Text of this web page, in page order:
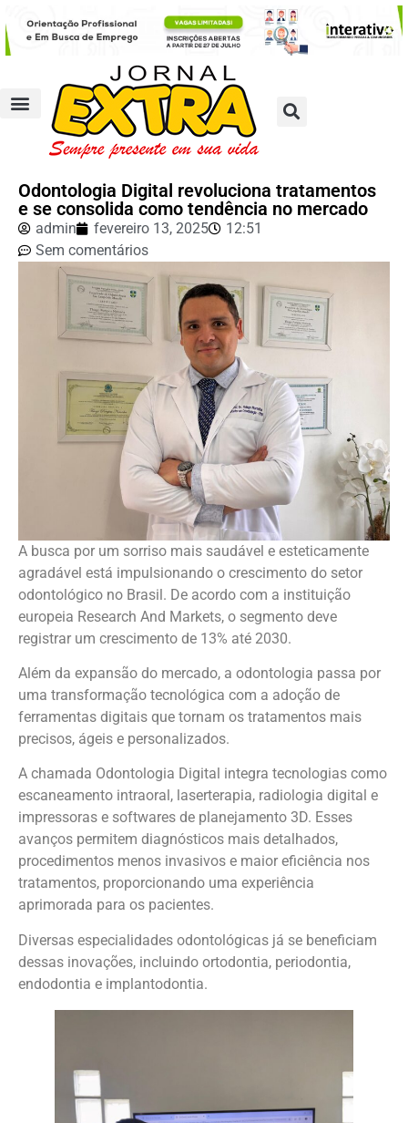
Odontologia Digital revoluciona tratamentos
e se consolida como tendência no mercado
admin fevereiro 13, 2025
12:51
Sem comentários
A busca por um sorriso mais saudável e esteticamente
agradável está impulsionando o crescimento do setor
odontológico no Brasil. De acordo com a instituição
europeia Research And Markets, o segmento deve
registrar um crescimento de 13% até 2030.
Além da expansão do mercado, a odontologia passa por
uma transformação tecnológica com a adoção de
ferramentas digitais que tornam os tratamentos mais
precisos, ágeis e personalizados.
A chamada Odontologia Digital integra tecnologias como
escaneamento intraoral, laserterapia, radiologia digital e
impressoras e softwares de planejamento 3D. Esses
avanços permitem diagnósticos mais detalhados,
procedimentos menos invasivos e maior eficiência nos
tratamentos, proporcionando uma experiência
aprimorada para os pacientes.
Diversas especialidades odontológicas já se beneficiam
dessas inovações, incluindo ortodontia, periodontia,
endodontia e implantodontia.